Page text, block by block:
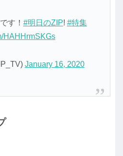
す！ #明日のZIP! #特集
HAHHrmSKGs
January 16, 2020